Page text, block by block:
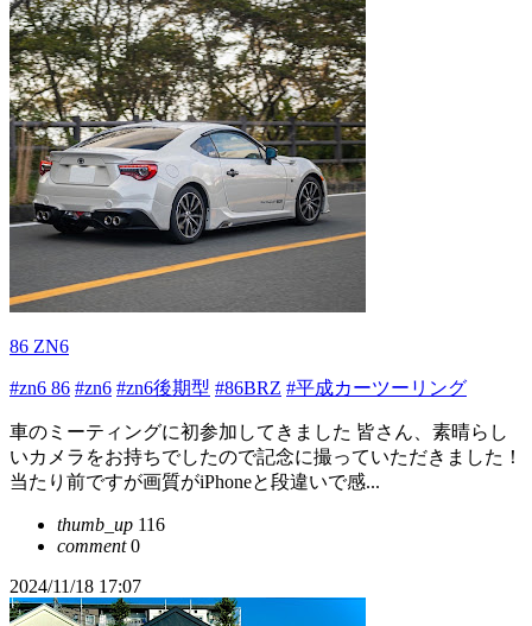
86 ZN6
#zn6 86 #zn6 #zn6後期型 #86BRZ #平成カーツーリング
車のミーティングに初参加してきました 皆さん、素晴らし
いカメラをお持ちでしたので記念に撮っていただきました！
当たり前ですが画質がiPhoneと段違いで感...
thumb_up 116
comment0
2024/11/18 17:07